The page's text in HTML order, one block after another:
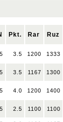
Pkt. Rar Ruz
5 3.5 1200 1333
5 3.5 1167 1300
5 4.0 1200 1400
5 2.5 1100 1100